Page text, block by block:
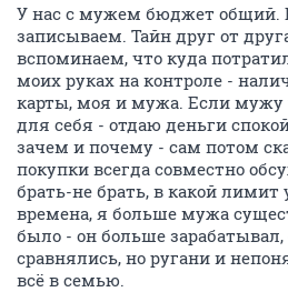
У нас с мужем бюджет общий.
записываем. Тайн друг от
вспоминаем, что куда
моих руках на контроле -
карты, моя и мужа. Если мужу
для себя - отдаю деньги
зачем и почему - сам потом
покупки всегда совместно
брать-не брать, в какой
времена, я больше мужа
было - он больше зарабатывал,
сравнялись, но ругани и
всё в семью.